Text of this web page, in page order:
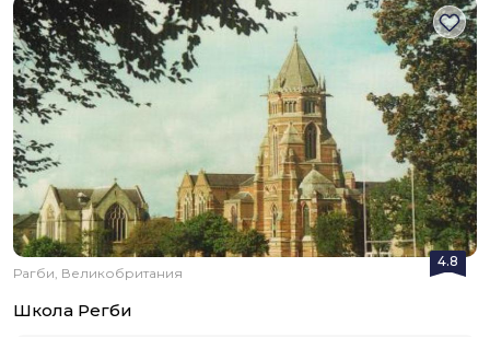
4.8
Рагби, Великобритания
Школа Регби